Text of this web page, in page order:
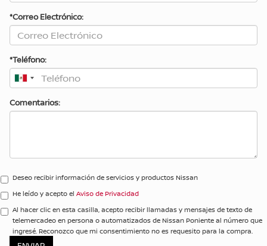
*Correo Electrónico:
*Teléfono:
Comentarios:
Deseo recibir información de servicios y productos Nissan
He leído y acepto el Aviso de Privacidad
Al hacer clic en esta casilla, acepto recibir llamadas y mensajes de texto de
telemercadeo en persona o automatizados de Nissan Poniente al número que
ingresé. Reconozco que mi consentimiento no es requesito para la compra.